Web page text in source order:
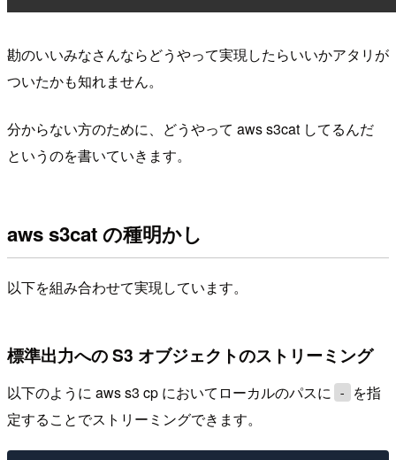
勘のいいみなさんならどうやって実現したらいいかアタリが
ついたかも知れません。
分からない方のために、どうやって aws s3cat してるんだ
というのを書いていきます。
aws s3cat の種明かし
以下を組み合わせて実現しています。
標準出力への S3 オブジェクトのストリーミング
以下のように aws s3 cp においてローカルのパスに -
を指
定することでストリーミングできます。